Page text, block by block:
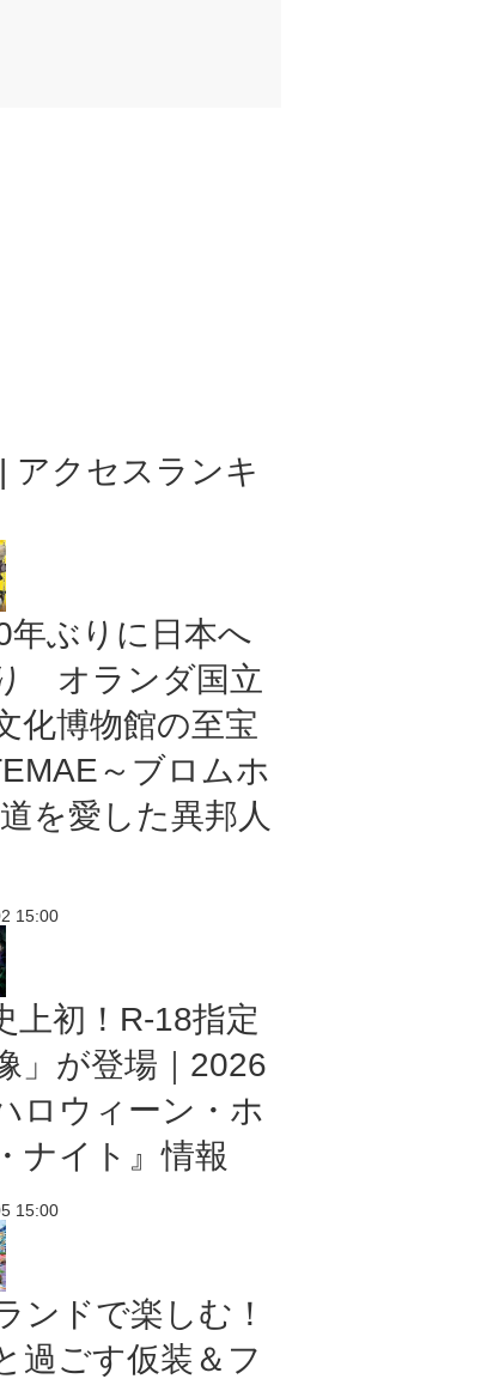
アクセスランキ
年ぶりに日本へ
オランダ国立
化博物館の至宝
～ブロムホ
を愛した異邦人
15:00
上初！R-18指定
」が登場｜2026
ロウィーン・ホ
ナイト』情報
15:00
ンドで楽しむ！
過ごす仮装＆フ